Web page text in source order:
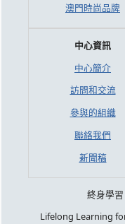
澳門時尚品牌
中心資訊
中心簡介
訪問和交流
參與的組織
聯絡我們
新聞稿
終身學
Lifelong Learning